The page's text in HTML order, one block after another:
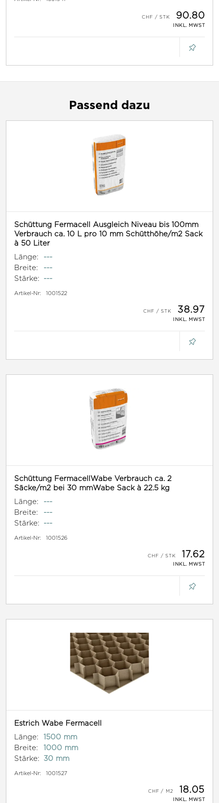
90.80
INKL. MWST
Passend dazu
Schüttung Fermacell Ausgleich Niveau bis 100mm
Verbrauch ca. 10 L pro 10 mm Schütthöhe/m2 Sack
à 50 Liter
Länge:
---
Breite:
---
Stärke:
---
Artikel-Nr: 1001522
38.97
INKL. MWST
Schüttung FermacellWabe Verbrauch ca. 2
Säcke/m2 bei 30 mmWabe Sack à 22.5 kg
Länge:
---
Breite:
---
Stärke:
---
Artikel-Nr: 1001526
17.62
INKL. MWST
Estrich Wabe Fermacell
Länge:
1500 mm
Breite:
1000 mm
Stärke:
30 mm
Artikel-Nr: 1001527
18.05
INKL. MWST